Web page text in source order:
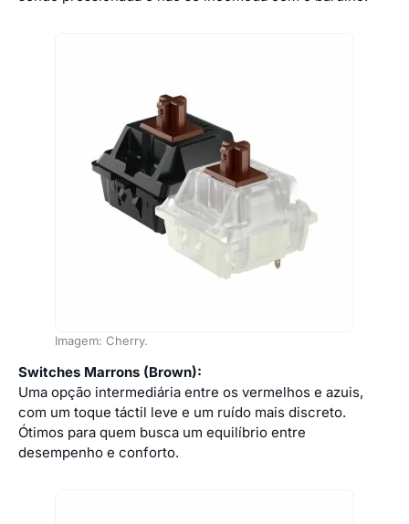
Imagem: Cherry.
Switches Marrons (Brown):
Uma opção intermediária entre os vermelhos e azuis,
com um toque táctil leve e um ruído mais discreto.
Ótimos para quem busca um equilíbrio entre
desempenho e conforto.